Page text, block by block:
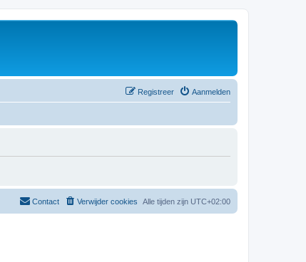
Aanmelden
Registreer
Alle tijden zijn UTC+02:00
Verwijder cookies
Contact